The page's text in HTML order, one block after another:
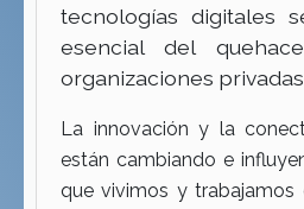
tecnologías digitales
esencial del
organizaciones
La innovación y la
están cambiando e
que vivimos y